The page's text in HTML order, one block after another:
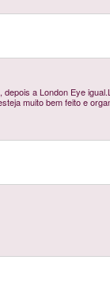
a London Eye
muito bem feito e